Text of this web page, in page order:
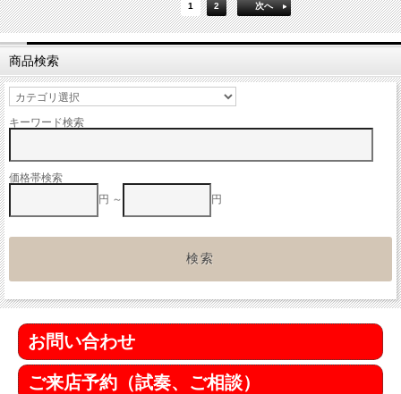
1 2 次へ
商品検索
キーワード検索
価格帯検索
円 ～
円
お問い合わせ
ご来店予約（試奏、ご相談）